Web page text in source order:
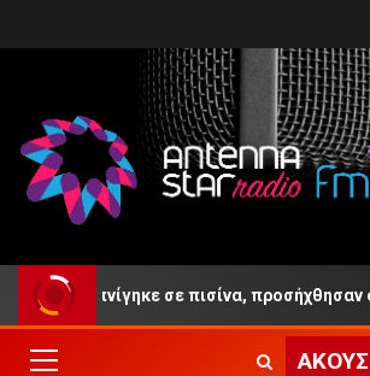
πνίγηκε σε πισίνα, προσήχθησαν οι